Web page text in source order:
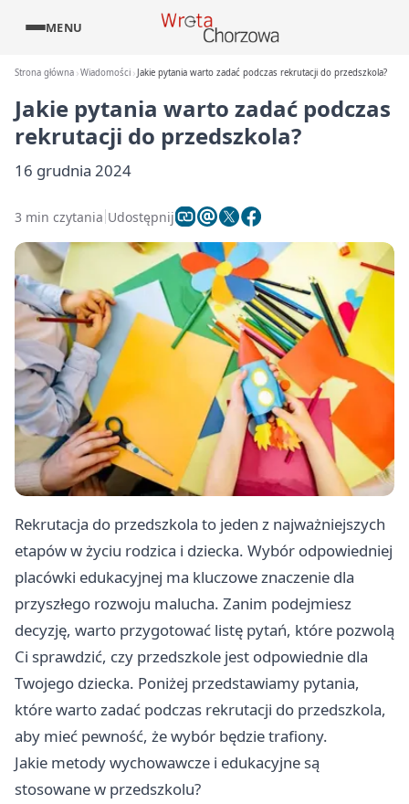
MENU
Strona główna Wiadomości Jakie pytania warto zadać podczas rekrutacji do przedszkola?
Jakie pytania warto zadać podczas
rekrutacji do przedszkola?
16 grudnia 2024
3 min czytania Udostępnij
Rekrutacja do przedszkola to jeden z najważniejszych
etapów w życiu rodzica i dziecka. Wybór odpowiedniej
placówki edukacyjnej ma kluczowe znaczenie dla
przyszłego rozwoju malucha. Zanim podejmiesz
decyzję, warto przygotować listę pytań, które pozwolą
Ci sprawdzić, czy przedszkole jest odpowiednie dla
Twojego dziecka. Poniżej przedstawiamy pytania,
które warto zadać podczas rekrutacji do przedszkola,
aby mieć pewność, że wybór będzie trafiony.
Jakie metody wychowawcze i edukacyjne są
stosowane w przedszkolu?